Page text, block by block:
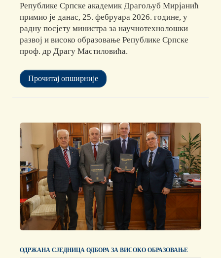
Републике Српске академик Драгољуб Мирјанић
примио је данас, 25. фебруара 2026. године, у
радну посјету министра за научнотехнолошки
развој и високо образовање Републике Српске
проф. др Драгу Мастиловића.
Прочитај опширније
ОДРЖАНА СЈЕДНИЦА ОДБОРА ЗА ВИСОКО ОБРАЗОВАЊЕ